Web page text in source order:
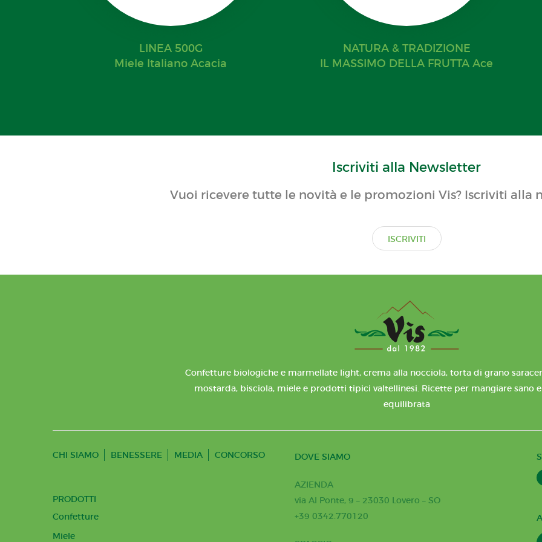
LINEA 500G
Miele Italiano Acacia
NATURA & TRADIZIONE
IL MASSIMO DELLA FRUTTA Ace
Iscriviti alla Newsletter
Vuoi ricevere tutte le novità e le promozioni Vis? Iscriviti alla
ISCRIVITI
Confetture biologiche e marmellate light, crema alla nocciola, torta di grano
mostarda, bisciola, miele e prodotti tipici valtellinesi. Ricette per mangiare sano
equilibrata
CHI SIAMO BENESSERE MEDIA CONCORSO
PRODOTTI
Confetture
Miele
DOVE SIAMO
AZIENDA
via Al Ponte, 9 – 23030 Lovero – SO
+39 0342.770120